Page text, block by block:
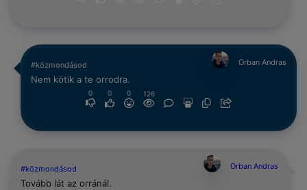
#közmondásod Orban Andras
Nem kötik a te orrodra.
0 0 0 126
#közmondásod Orban Andras
Tovább lát az orránál.